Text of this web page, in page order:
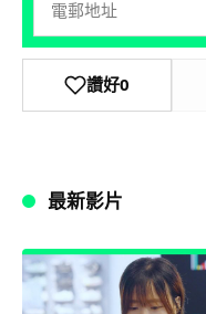
讚好0
最新影片